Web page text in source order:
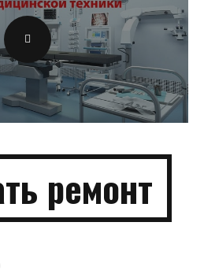
ремонт